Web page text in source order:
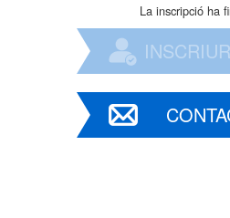
La inscripció ha